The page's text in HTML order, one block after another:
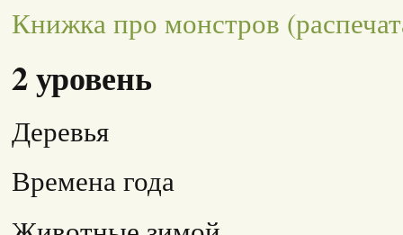
Книжка про монстров
2 уровень
Деревья
Времена года